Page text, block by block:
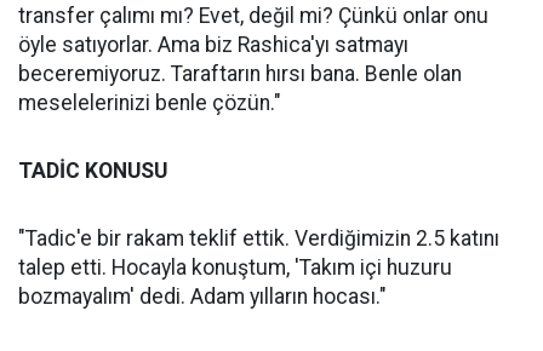
transfer çalımı mı? Evet, değil mi? Çünkü onlar onu
öyle satıyorlar. Ama biz Rashica'yı satmayı
beceremiyoruz. Taraftarın hırsı bana. Benle olan
meselelerinizi benle çözün."
TADİC KONUSU
"Tadic'e bir rakam teklif ettik. Verdiğimizin 2.5 katını
talep etti. Hocayla konuştum, 'Takım içi huzuru
bozmayalım' dedi. Adam yılların hocası."